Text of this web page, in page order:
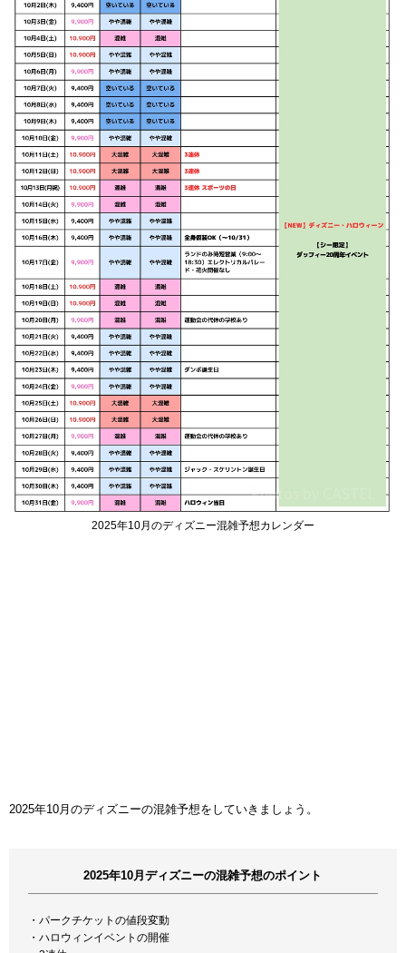
2025年10月のディズニー混雑予想カレンダー
2025年10月のディズニーの混雑予想をしていきましょう。
2025年10月ディズニーの混雑予想のポイント
・パークチケットの値段変動
・ハロウィンイベントの開催